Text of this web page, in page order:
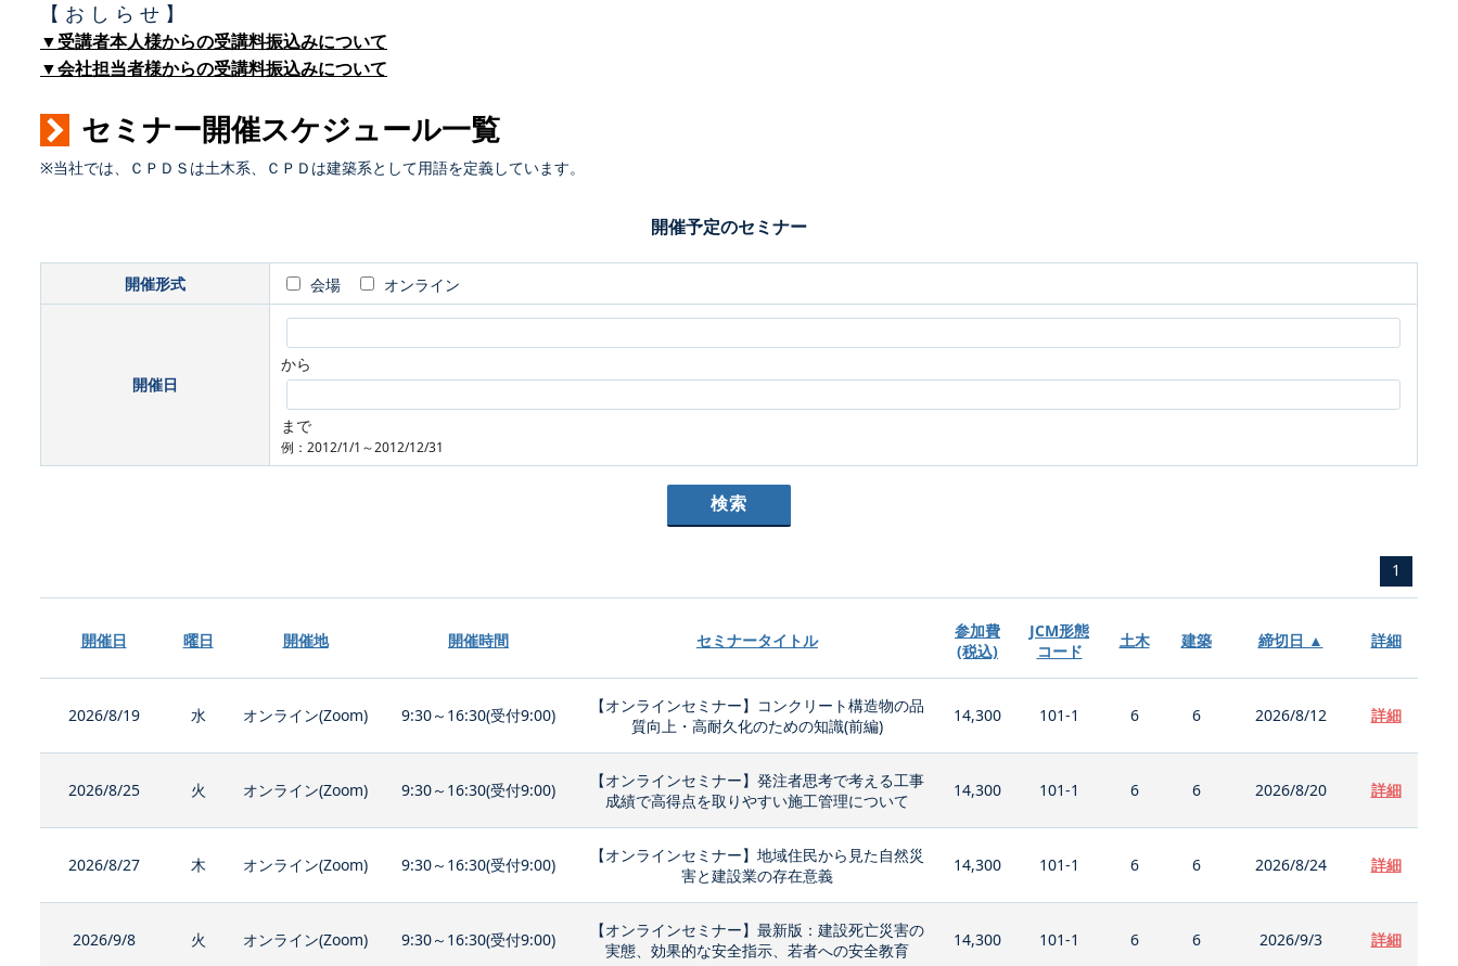
【 お し ら せ 】
▼受講者本人様からの受講料振込みについて
▼会社担当者様からの受講料振込みについて
セミナー開催スケジュール一覧
※当社では、ＣＰＤＳは土木系、ＣＰＤは建築系として用語を定義しています。
開催予定のセミナー
開催形式 会場 オンライン
開催日
から
まで
例：2012/1/1～2012/12/31
1
開催日 曜日 開催地 開催時間 セミナータイトル
参加費
(税込)
JCM形態
コード
土木 建築 締切日 ▲ 詳細
2026/8/19 水 オンライン(Zoom) 9:30～16:30(受付9:00)
【オンラインセミナー】コンクリート構造物の品
質向上・高耐久化のための知識(前編)
14,300 101-1 6 6 2026/8/12 詳細
2026/8/25 火 オンライン(Zoom) 9:30～16:30(受付9:00)
【オンラインセミナー】発注者思考で考える工事
成績で高得点を取りやすい施工管理について
14,300 101-1 6 6 2026/8/20 詳細
2026/8/27 木 オンライン(Zoom) 9:30～16:30(受付9:00)
【オンラインセミナー】地域住民から見た自然災
害と建設業の存在意義
14,300 101-1 6 6 2026/8/24 詳細
2026/9/8 火 オンライン(Zoom) 9:30～16:30(受付9:00)
【オンラインセミナー】最新版：建設死亡災害の
実態、効果的な安全指示、若者への安全教育
14,300 101-1 6 6 2026/9/3 詳細